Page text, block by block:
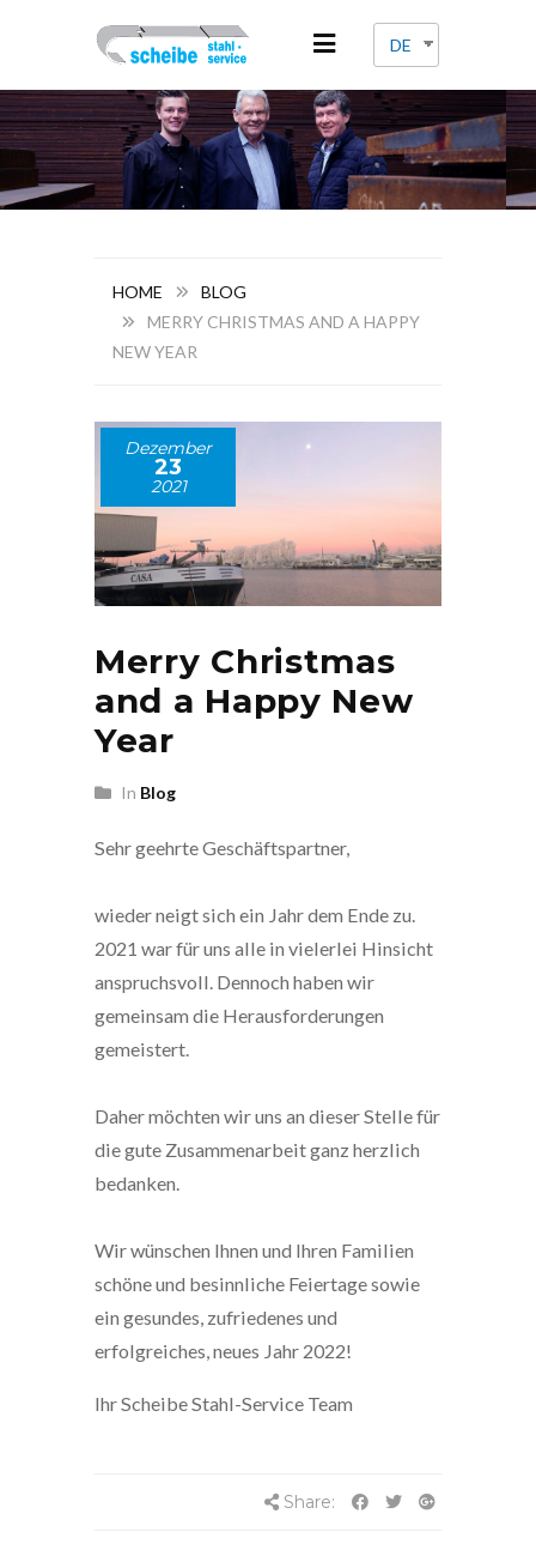
DE
HOME
BLOG
MERRY CHRISTMAS AND A HAPPY
NEW YEAR
Dezember
23
2021
Merry Christmas
and a Happy New
Year
In Blog
Sehr geehrte Geschäftspartner,
wieder neigt sich ein Jahr dem Ende zu.
2021 war für uns alle in vielerlei Hinsicht
anspruchsvoll. Dennoch haben wir
gemeinsam die Herausforderungen
gemeistert.
Daher möchten wir uns an dieser Stelle für
die gute Zusammenarbeit ganz herzlich
bedanken.
Wir wünschen Ihnen und Ihren Familien
schöne und besinnliche Feiertage sowie
ein gesundes, zufriedenes und
erfolgreiches, neues Jahr 2022!
Ihr Scheibe Stahl-Service Team
Share: